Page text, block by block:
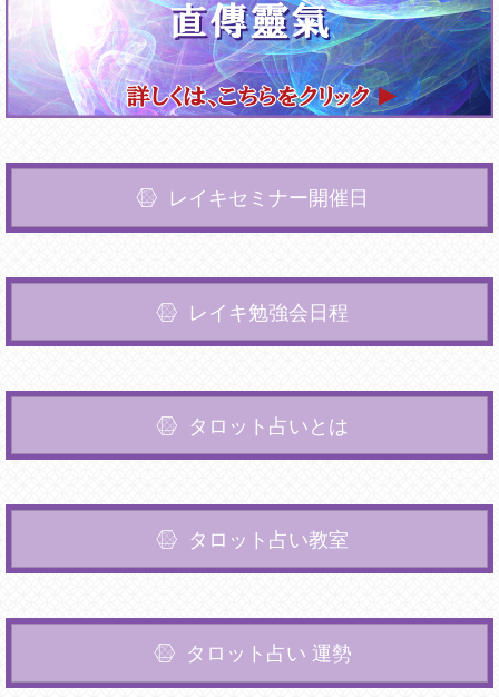
レイキセミナー開催日
レイキ勉強会日程
タロット占いとは
タロット占い教室
タロット占い 運勢